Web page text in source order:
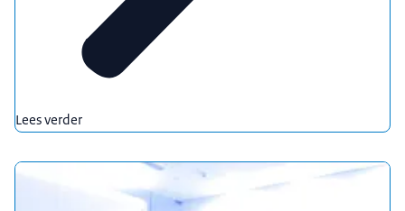
Lees verder